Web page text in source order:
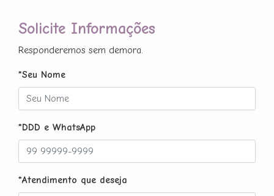
Solicite Informações
Responderemos sem demora.
*Seu Nome
*DDD e WhatsApp
*Atendimento que deseja